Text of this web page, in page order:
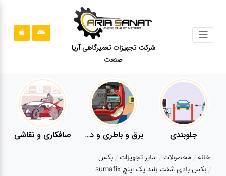
شرکت تجهیزات تعمیرگاهی آریا
صنعت
قوانین
سایت
ارتباط
درباره
ما
جلوبندی برق و باطری و دیاگ صافکاری و نقاشی
خانه محصولات سایر تجهیزات بکس
بکس بادی شفت بلند یک اینچ sumafix